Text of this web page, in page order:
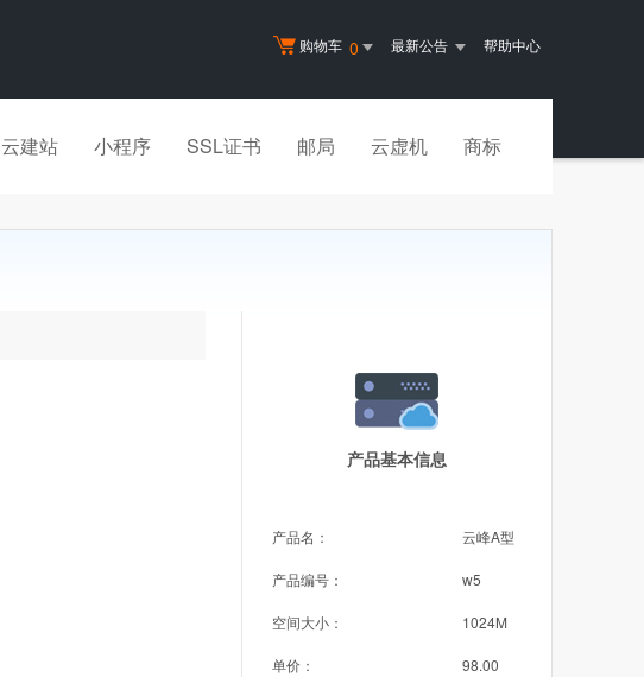
购物车 0 最新公告 帮助中心
云建站 小程序 SSL证书 邮局 云虚机 商标
产品基本信息
产品名： 云峰A型
产品编号： w5
空间大小： 1024M
单价： 98.00